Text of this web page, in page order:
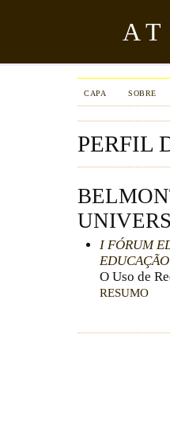
CAPA SOBRE
PERFIL
I FÓRUM
O Uso de
RESUMO